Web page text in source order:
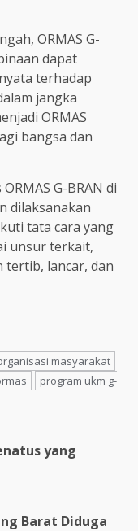
ORMAS G-
dapat
terhadap
jangka
ORMAS
bangsa dan
G-BRAN di
dilaksanakan
tata cara yang
unsur terkait,
tertib, lancar, dan
masyarakat
program ukm g-
yang
Barat Diduga